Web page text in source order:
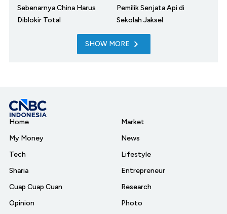
Sebenarnya China Harus
Diblokir Total
Pemilik Senjata Api di
Sekolah Jaksel
SHOW MORE
Home
My Money
Tech
Sharia
Cuap Cuap Cuan
Opinion
Market
News
Lifestyle
Entrepreneur
Research
Photo